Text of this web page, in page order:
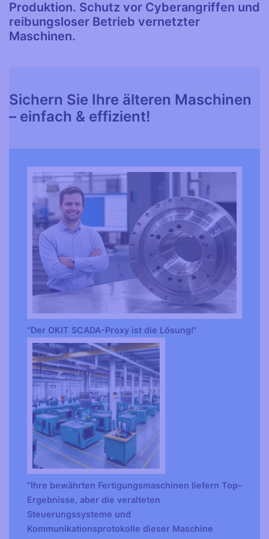
Produktion. Schutz vor Cyberangriffen und
reibungsloser Betrieb vernetzter
Maschinen.
Sichern Sie Ihre älteren Maschinen
– einfach & effizient!
“Der OKIT SCADA-Proxy ist die Lösung!”
“Ihre bewährten Fertigungsmaschinen liefern Top-
Ergebnisse, aber die veralteten
Steuerungssysteme und
Kommunikationsprotokolle dieser Maschine